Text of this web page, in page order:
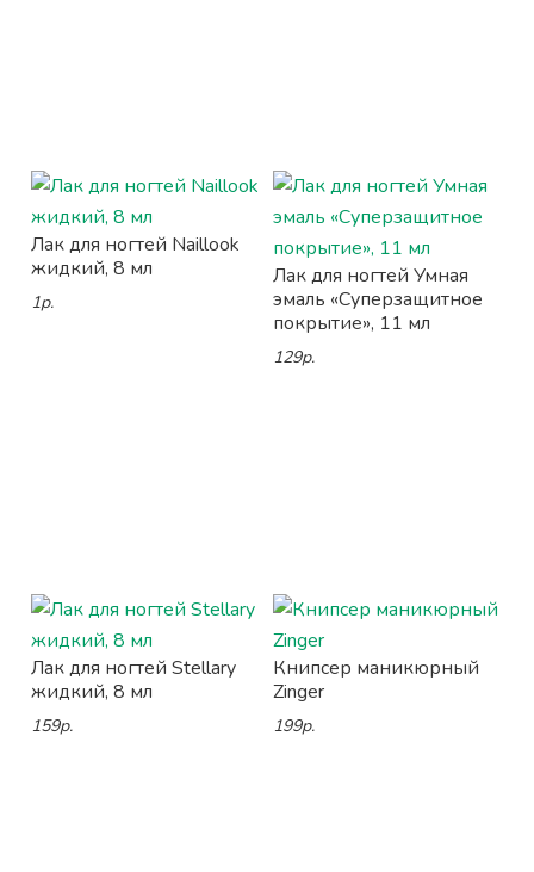
Лак для ногтей Naillook
жидкий, 8 мл
1р.
Лак для ногтей Умная
эмаль «Суперзащитное
покрытие», 11 мл
129р.
Лак для ногтей Stellary
жидкий, 8 мл
159р.
Книпсер маникюрный
Zinger
199р.